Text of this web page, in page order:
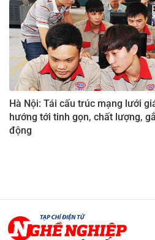
Hà Nội: Tái cấu trúc mạng lưới
hướng tới tinh gọn, chất lượng,
động